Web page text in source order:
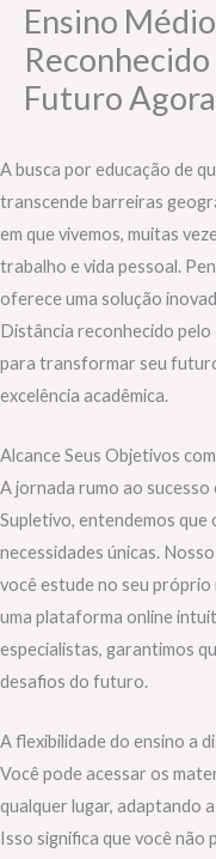
Ensino
Futuro Agora
A busca por educação de
transcende barreiras
em que vivemos, muitas
trabalho e vida pessoal.
oferece uma solução
Distância reconhecido pelo
para transformar seu
excelência acadêmica.
Alcance Seus Objetivos
A jornada rumo ao sucesso
Supletivo, entendemos que
necessidades únicas.
você estude no seu próprio
uma plataforma online
especialistas, garantimos
desafios do futuro.
A flexibilidade do ensino a
Você pode acessar os
qualquer lugar, adaptando
Isso significa que você não